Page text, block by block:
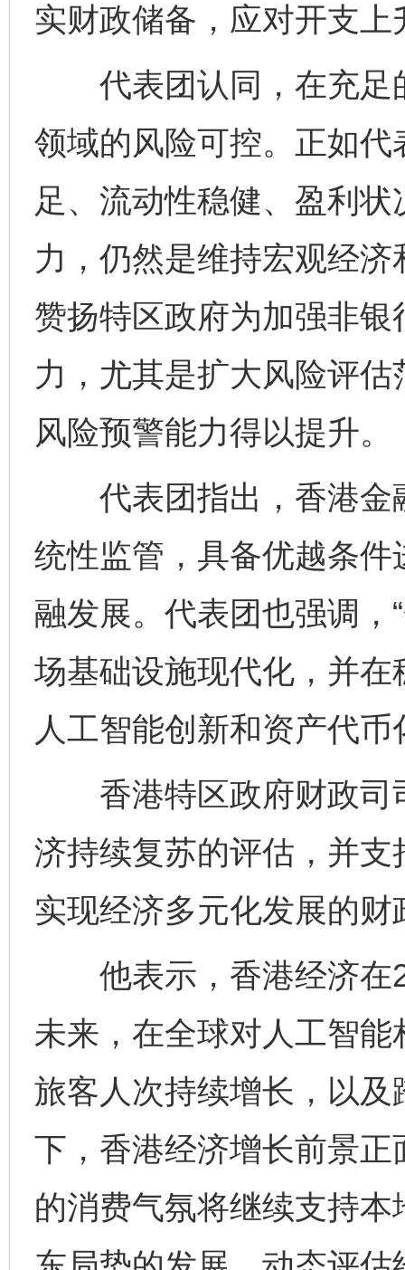
实财政储备，应对开支上
代表团认同，在充足
领域的风险可控。正如
足、流动性稳健、盈利
力，仍然是维持宏观经
赞扬特区政府为加强非
力，尤其是扩大风险评
风险预警能力得以提升。
代表团指出，香港金
统性监管，具备优越条
融发展。代表团也强调，
场基础设施现代化，并
人工智能创新和资产代币
香港特区政府财政司
济持续复苏的评估，并
实现经济多元化发展的财
他表示，香港经济在
未来，在全球对人工智
旅客人次持续增长，以
下，香港经济增长前景
的消费气氛将继续支持